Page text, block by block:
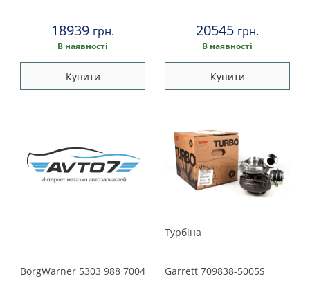
18939 грн.
В наявності
Купити
20545 грн.
В наявності
Купити
BorgWarner 5303 988 7004
Турбіна
Garrett 709838-5005S